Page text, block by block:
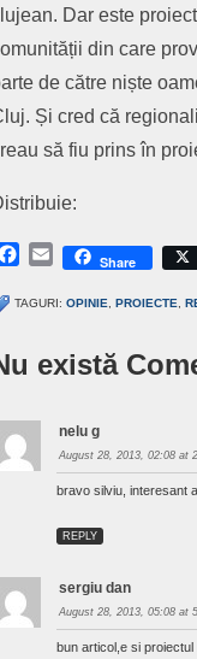
Dar este
din care
de către niște
Și cred că
să fiu prins în
Facebook
EmailShare
TAGURI: OPINIE PROIECTE
există
nelu g
August 28, 2013, 02:08 at
bravo silviu, interesant
REPLY
sergiu dan
August 28, 2013, 05:08 at
bun articol,e si proiectul